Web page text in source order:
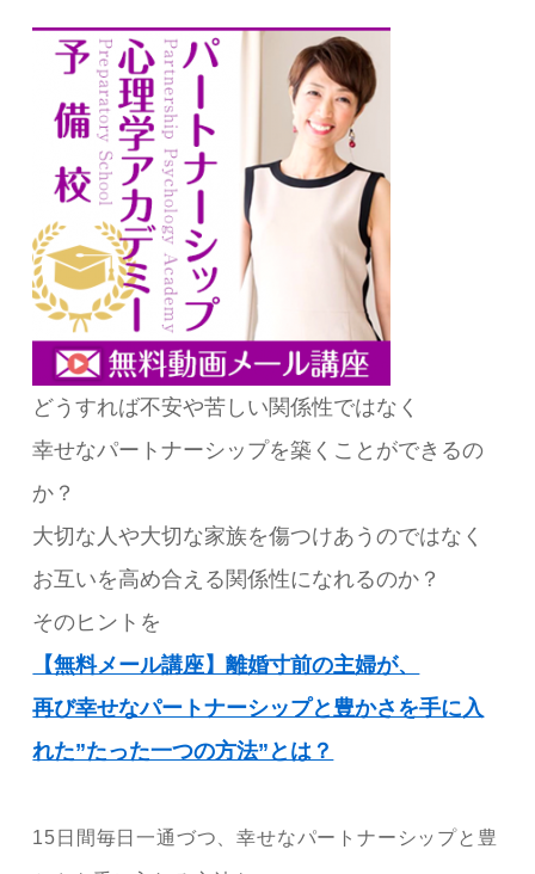
どうすれば不安や苦しい関係性ではなく
幸せなパートナーシップを築くことができるの
か？
大切な人や大切な家族を傷つけあうのではなく
お互いを高め合える関係性になれるのか？
そのヒントを
【無料メール講座】離婚寸前の主婦が、
再び幸せなパートナーシップと豊かさを手に入
れた”たった一つの方法”とは？
15日間毎日一通づつ、幸せなパートナーシップと豊